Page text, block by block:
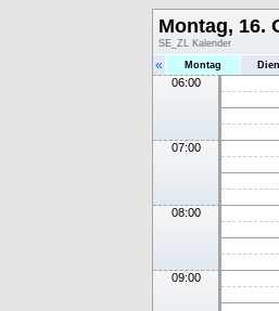
Montag, 16.
SE_ZL Kalender
« Montag
06:00
07:00
08:00
09:00